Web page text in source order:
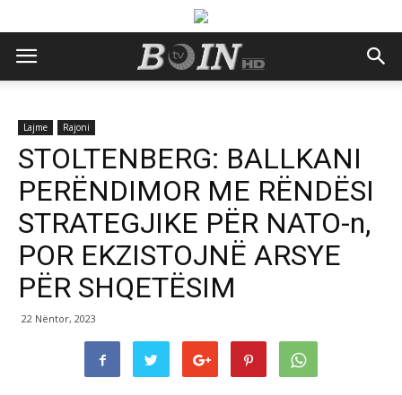
Lajme Rajoni
STOLTENBERG: BALLKANI
PERËNDIMOR ME RËNDËSI
STRATEGJIKE PËR NATO-n,
POR EKZISTOJNË ARSYE
PËR SHQETËSIM
22 Nëntor, 2023